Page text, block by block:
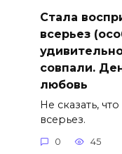
Стала
всерьез
совпали.
любовь
Не сказать,
всерьез.
0 45